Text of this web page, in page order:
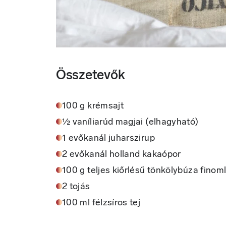
Összetevők
100 g krémsajt
½ vaníliarúd magjai (elhagyható)
1 evőkanál juharszirup
2 evőkanál holland kakaópor
100 g teljes kiőrlésű tönkölybúza
2 tojás
100 ml félzsíros tej